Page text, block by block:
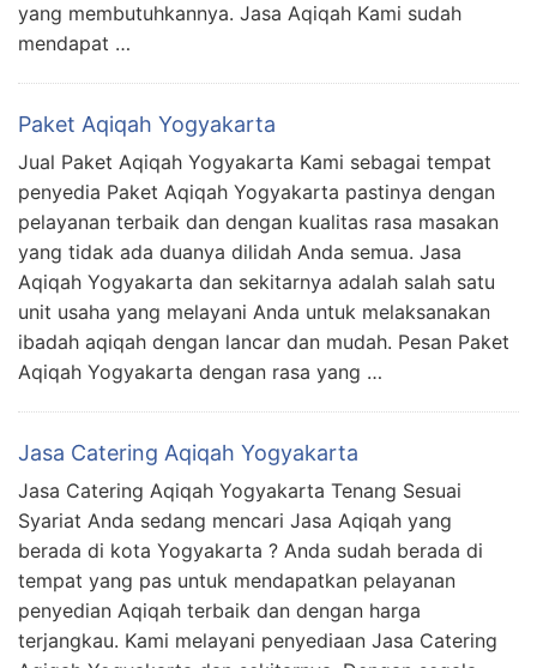
yang membutuhkannya. Jasa Aqiqah Kami sudah
mendapat …
Paket Aqiqah Yogyakarta
Jual Paket Aqiqah Yogyakarta Kami sebagai tempat
penyedia Paket Aqiqah Yogyakarta pastinya dengan
pelayanan terbaik dan dengan kualitas rasa masakan
yang tidak ada duanya dilidah Anda semua. Jasa
Aqiqah Yogyakarta dan sekitarnya adalah salah satu
unit usaha yang melayani Anda untuk melaksanakan
ibadah aqiqah dengan lancar dan mudah. Pesan Paket
Aqiqah Yogyakarta dengan rasa yang …
Jasa Catering Aqiqah Yogyakarta
Jasa Catering Aqiqah Yogyakarta Tenang Sesuai
Syariat Anda sedang mencari Jasa Aqiqah yang
berada di kota Yogyakarta ? Anda sudah berada di
tempat yang pas untuk mendapatkan pelayanan
penyedian Aqiqah terbaik dan dengan harga
terjangkau. Kami melayani penyediaan Jasa Catering